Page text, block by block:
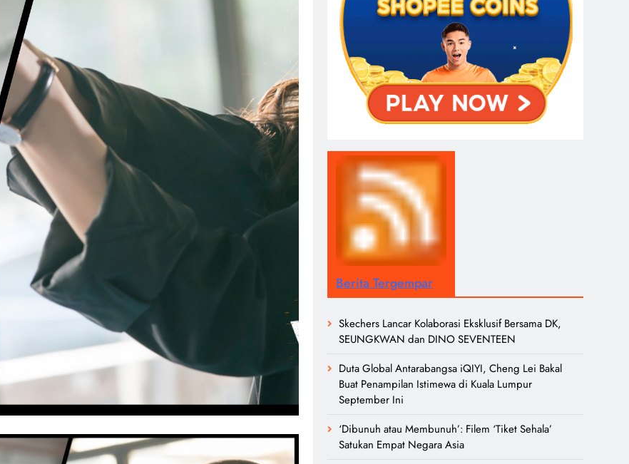
Berita Tergempar
Skechers Lancar Kolaborasi Eksklusif Bersama DK,
SEUNGKWAN dan DINO SEVENTEEN
Duta Global Antarabangsa iQIYI, Cheng Lei Bakal
Buat Penampilan Istimewa di Kuala Lumpur
September Ini
‘Dibunuh atau Membunuh’: Filem ‘Tiket Sehala’
Satukan Empat Negara Asia